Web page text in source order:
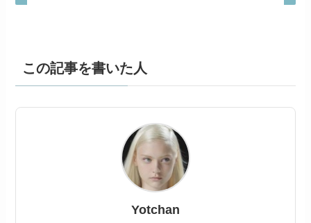
この記事を書いた人
Yotchan